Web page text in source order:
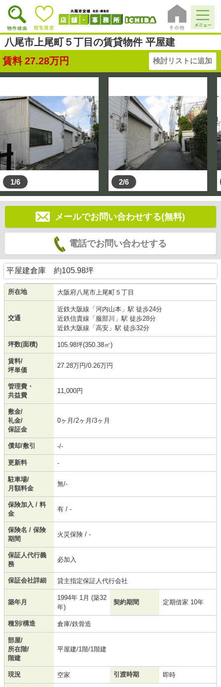
八尾市上尾町５丁目の賃貸物件 平屋建
賃料 27.28万円 検討リストに追加
1/6 2/6
メールでお問い合わせする(無料)
電話でお問い合わせする
平屋建倉庫 約105.98坪
所在地 大阪府八尾市上尾町 ５丁目
交通
近鉄大阪線 「 河内山本 」駅 徒歩24分
近鉄信貴線 「 服部川 」駅 徒歩28分
近鉄大阪線 「 高安 」駅 徒歩32分
坪数(面積) 105.98坪(350.38㎡)
賃料/
坪単価
27.28万円/0.26万円
管理費・
共益費
11,000円
敷金/
礼金/
保証金
0ヶ月/2ヶ月/3ヶ月
償却/敷引 -/-
更新料 -
駐車場/
月額料金
無/-
保険加入 / 料
金
有 / -
保険名 / 保険
期間
火災保険 / -
保証人代行義
務
必加入
保証会社詳細 貸主指定保証人代行会社
築年月
1994年 1月 (築32
年)
契約期間 定期借家 10年
種別/構造 倉庫/鉄骨造
部屋/
所在階/
階建
平屋建/1階/1階建
現況 空家 引渡時期 即時